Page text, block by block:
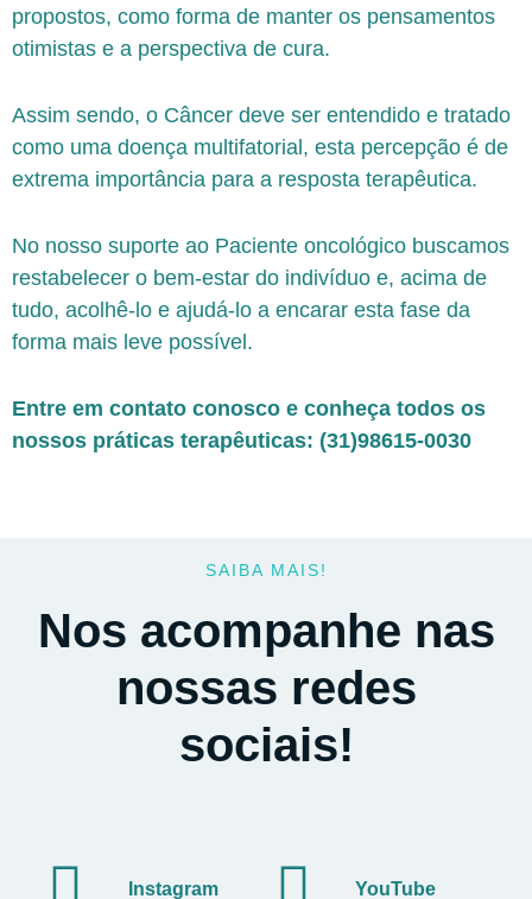
propostos, como forma de manter os pensamentos
otimistas e a perspectiva de cura.
Assim sendo, o Câncer deve ser entendido e tratado
como uma doença multifatorial, esta percepção é de
extrema importância para a resposta terapêutica.
No nosso suporte ao Paciente oncológico buscamos
restabelecer o bem-estar do indivíduo e, acima de
tudo, acolhê-lo e ajudá-lo a encarar esta fase da
forma mais leve possível.
Entre em contato conosco e conheça todos os
nossos práticas terapêuticas: (31)98615-0030
SAIBA MAIS!
Nos acompanhe nas
nossas redes
sociais!
Instagram YouTube